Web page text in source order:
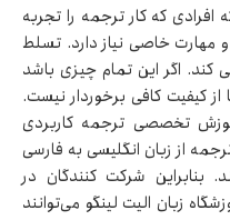
که کار ترجمه را تجربه
و مهارت خاصی نیاز دارد. تسلط
کند. اگر این تمام چیزی باشد
کیفیت کافی برخوردار نیست.
تخصصی ترجمه کاربردی
از زبان انگلیسی به فارسی
بنابراین شرکت کنندگان در
زبان الیت لینگو می‌توانند